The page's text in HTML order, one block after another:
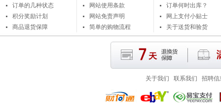
订单的几种状态
积分奖励计划
商品退货保障
网站使用条款
网站免责声明
简单的购物流程
订单何时出库？
网上支付小贴士
关于送货和验货
关于我们 联系我们 招聘信